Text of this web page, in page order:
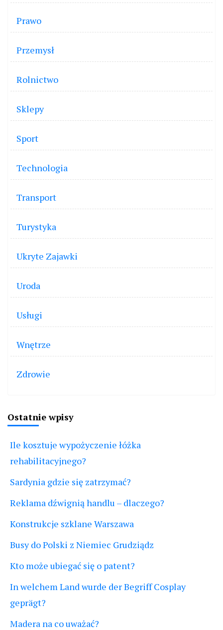
Prawo
Przemysł
Rolnictwo
Sklepy
Sport
Technologia
Transport
Turystyka
Ukryte Zajawki
Uroda
Usługi
Wnętrze
Zdrowie
Ostatnie wpisy
Ile kosztuje wypożyczenie łóżka
rehabilitacyjnego?
Sardynia gdzie się zatrzymać?
Reklama dźwignią handlu – dlaczego?
Konstrukcje szklane Warszawa
Busy do Polski z Niemiec Grudziądz
Kto może ubiegać się o patent?
In welchem Land wurde der Begriff Cosplay
geprägt?
Madera na co uważać?